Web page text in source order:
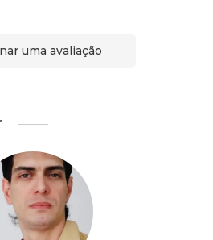
uma avaliação